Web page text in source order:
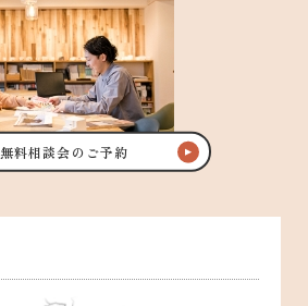
無料相談会のご予約